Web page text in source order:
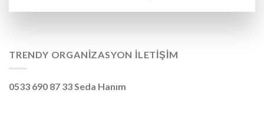
TRENDY ORGANIZASYON İLETIŞIM
0533 690 87 33 Seda Hanım